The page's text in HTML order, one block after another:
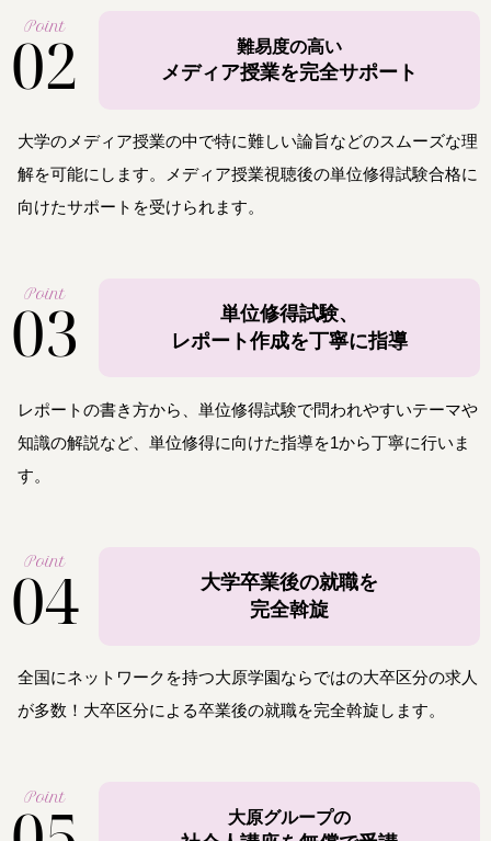
Point
02 難易度の高い
メディア授業を完全サポート
大学のメディア授業の中で特に難しい論旨などのスムーズな理
解を可能にします。メディア授業視聴後の単位修得試験合格に
向けたサポートを受けられます。
Point
03
単位修得試験、
レポート作成を丁寧に指導
レポートの書き方から、単位修得試験で問われやすいテーマや
知識の解説など、単位修得に向けた指導を1から丁寧に行いま
す。
Point
04
大学卒業後の就職を
完全斡旋
全国にネットワークを持つ大原学園ならではの大卒区分の求人
が多数！大卒区分による卒業後の就職を完全斡旋します。
Point
大原グループの